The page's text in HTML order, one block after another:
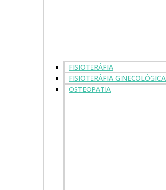
FISIOTERÀPIA
FISIOTERÀPIA GINECOLÒGICA
OSTEOPATIA